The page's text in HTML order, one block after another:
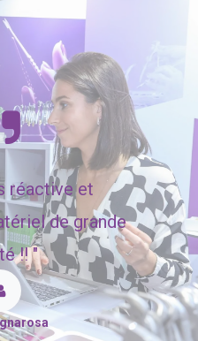
réactive et
de grande
!! "